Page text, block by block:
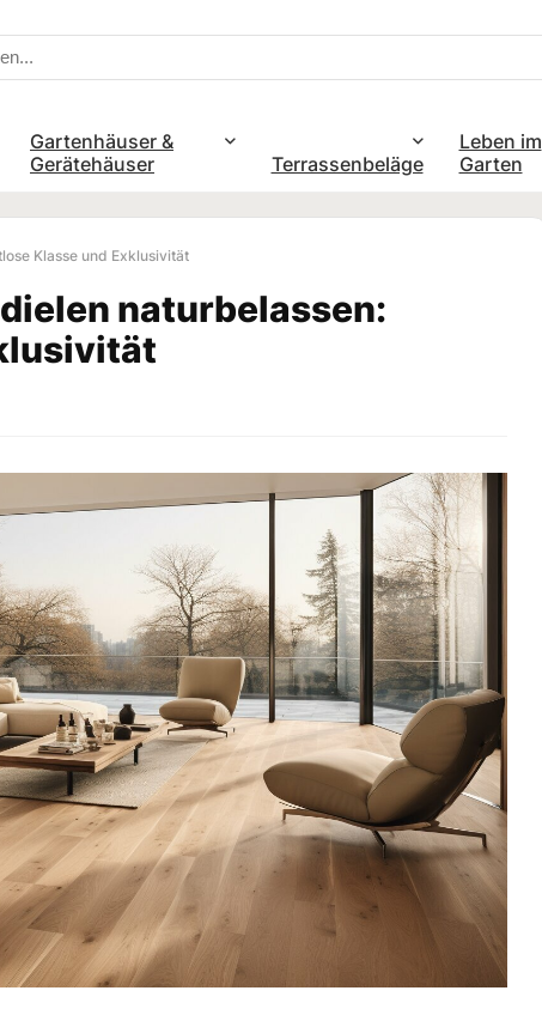
Gartenhäuser &
Gerätehäuser
Terrassenbeläge
Leben im
Garten
Klasse und Exklusivität
naturbelassen: